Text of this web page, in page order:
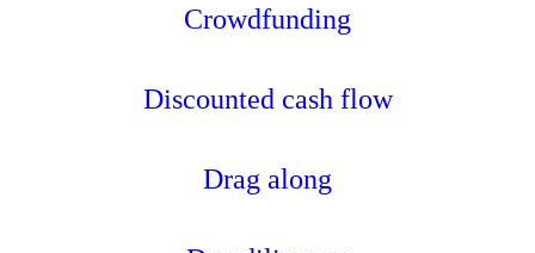
Crowdfunding
Discounted cash flow
Drag along